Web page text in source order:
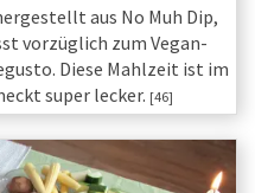
aus No Muh Dip,
vorzüglich zum Vegan-
Diese Mahlzeit ist im
super lecker. [46]